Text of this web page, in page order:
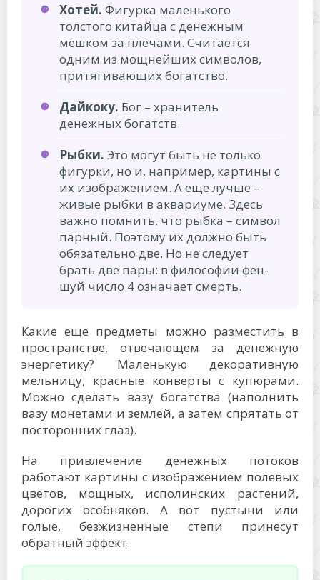
Хотей. Фигурка маленького
толстого китайца с денежным
мешком за плечами. Считается
одним из мощнейших символов,
притягивающих богатство.
Дайкоку. Бог – хранитель
денежных богатств.
Рыбки. Это могут быть не только
фигурки, но и, например, картины с
их изображением. А еще лучше –
живые рыбки в аквариуме. Здесь
важно помнить, что рыбка – символ
парный. Поэтому их должно быть
обязательно две. Но не следует
брать две пары: в философии фен-
шуй число 4 означает смерть.
Какие еще предметы можно разместить в
пространстве, отвечающем за денежную
энергетику? Маленькую декоративную
мельницу, красные конверты с купюрами.
Можно сделать вазу богатства (наполнить
вазу монетами и землей, а затем спрятать от
посторонних глаз).
На привлечение денежных потоков
работают картины с изображением полевых
цветов, мощных, исполинских растений,
дорогих особняков. А вот пустыни или
голые, безжизненные степи принесут
обратный эффект.